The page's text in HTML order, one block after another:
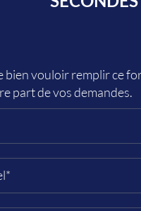
bien vouloir remplir ce
part de vos demandes.